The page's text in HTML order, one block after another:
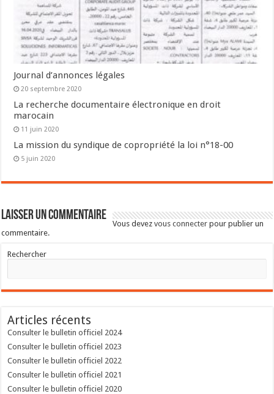
Journal d’annonces légales
20 septembre 2020
La recherche documentaire électronique en droit
marocain
11 juin 2020
La mission du syndique de copropriété la loi n°18-00
5 juin 2020
Laisser un commentaire
Vous devezvous connecter pour publier un
commentaire.
Rechercher
Articles récents
Consulter le bulletin officiel 2024
Consulter le bulletin officiel 2023
Consulter le bulletin officiel 2022
Consulter le bulletin officiel 2021
Consulter le bulletin officiel 2020